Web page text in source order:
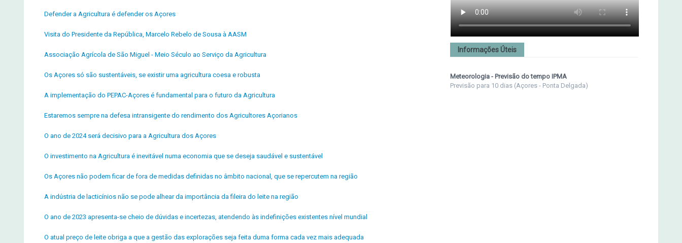
Defender a Agricultura é defender os Açores
Visita do Presidente da República, Marcelo Rebelo de Sousa à AASM
Associação Agrícola de São Miguel - Meio Século ao Serviço da Agricultura
Os Açores só são sustentáveis, se existir uma agricultura coesa e robusta
A implementação do PEPAC-Açores é fundamental para o futuro da Agricultura
Estaremos sempre na defesa intransigente do rendimento dos Agricultores Açorianos
O ano de 2024 será decisivo para a Agricultura dos Açores
O investimento na Agricultura é inevitável numa economia que se deseja saudável e sustentável
Os Açores não podem ficar de fora de medidas definidas no âmbito nacional, que se repercutem na região
A indústria de lacticínios não se pode alhear da importância da fileira do leite na região
O ano de 2023 apresenta-se cheio de dúvidas e incertezas, atendendo às indefinições existentes nível mundial
O atual preço de leite obriga a que a gestão das explorações seja feita duma forma cada vez mais adequada
Informações Úteis
Meteorologia - Previsão do tempo IPMA
Previsão para 10 dias (Açores - Ponta Delgada)